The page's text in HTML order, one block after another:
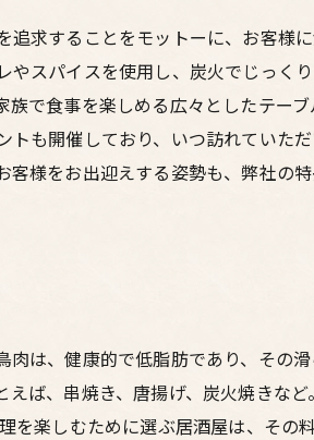
求することをモットーに、お客様
スパイスを使用し、炭火でじっく
で食事を楽しめる広々としたテー
も開催しており、いつ訪れていた
様をお出迎えする姿勢も、弊社の
は、健康的で低脂肪であり、その
ば、串焼き、唐揚げ、炭火焼きな
を楽しむために選ぶ居酒屋は、そ